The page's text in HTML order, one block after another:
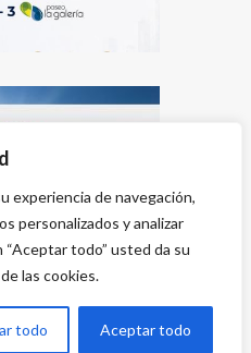
experiencia de navegación,
personalizados y analizar
todo” usted da su
las cookies.
todo Aceptar todo